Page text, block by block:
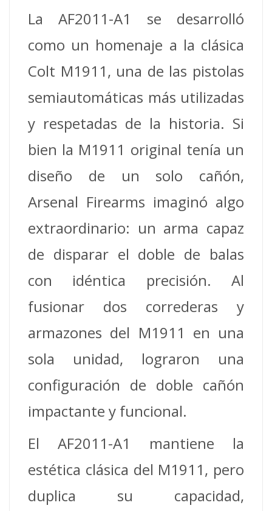
La AF2011-A1 se desarrolló
como un homenaje a la clásica
Colt M1911, una de las pistolas
semiautomáticas más utilizadas
y respetadas de la historia. Si
bien la M1911 original tenía un
diseño de un solo cañón,
Arsenal Firearms imaginó algo
extraordinario: un arma capaz
de disparar el doble de balas
con idéntica precisión. Al
fusionar dos correderas y
armazones del M1911 en una
sola unidad, lograron una
configuración de doble cañón
impactante y funcional.
El AF2011-A1 mantiene la
estética clásica del M1911, pero
duplica su capacidad,